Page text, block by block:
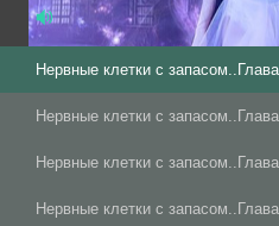
Нервные клетки с
Нервные клетки с
Нервные клетки с
Нервные клетки с